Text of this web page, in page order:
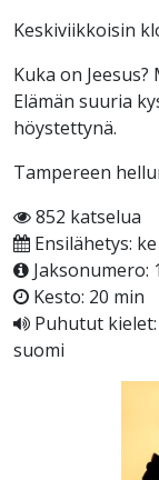
Keskiviikkoisin
Kuka on
Elämän suuria
höystettynä.
Tampereen
852 katselua
Ensilähetys:
Jaksonumero:
Kesto: 20 min
Puhutut kielet:
suomi